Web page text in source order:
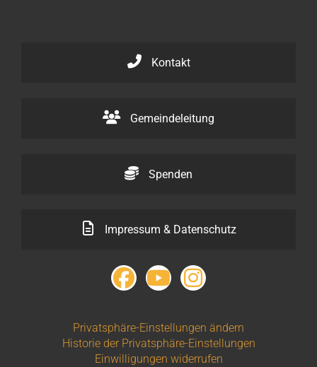
Kontakt
Gemeindeleitung
Spenden
Impressum & Datenschutz
Privatsphäre-Einstellungen ändern
Historie der Privatsphäre-Einstellungen
Einwilligungen widerrufen